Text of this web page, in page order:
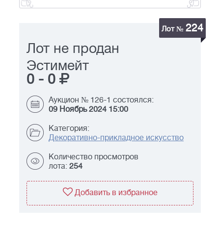
Лот № 224
Лот не продан
Эстимейт
0 - 0
Аукцион № 126-1 состоялся:
09 Ноябрь 2024 15:00
Категория:
Декоративно-прикладное искусство
Количество просмотров
лота: 254
Добавить в избранное